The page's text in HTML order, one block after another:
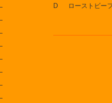
D ローストビー